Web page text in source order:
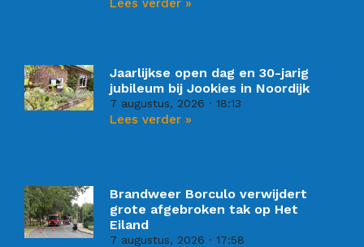
Lees verder »
Jaarlijkse open dag en 30-jarig
jubileum bij Jookies in Noordijk
7 augustus, 2026 18:13
Lees verder »
Brandweer Borculo verwijdert
grote afgebroken tak op Het
Eiland
7 augustus, 2026 17:58